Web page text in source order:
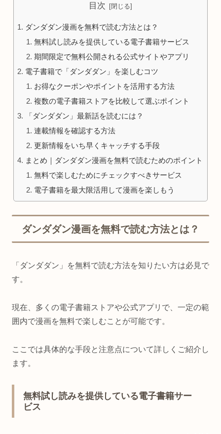
目次
ダンダダン漫画を無料で読む方法とは？
無料試し読みを提供している電子書籍サービス
期間限定で無料公開される公式サイトやアプリ
電子書籍で「ダンダダン」を楽しむコツ
お得なクーポンやポイントを活用する方法
複数の電子書籍ストアを比較して選ぶポイント
「ダンダダン」最新話を読むには？
連載情報を確認する方法
更新情報をいち早くキャッチする手段
まとめ｜ダンダダン漫画を無料で読むためのポイント
無料で楽しむためにチェックすべきサービス
電子書籍を最大限活用して漫画を楽しもう
ダンダダン漫画を無料で読む方法とは？
「ダンダダン」を無料で読む方法を知りたい方は必見で
す。
現在、多くの電子書籍ストアや公式アプリで、一定の範
囲内で漫画を無料で楽しむことが可能です。
ここでは具体的な手段と注意点について詳しくご紹介し
ます。
無料試し読みを提供している電子書籍サー
ビス